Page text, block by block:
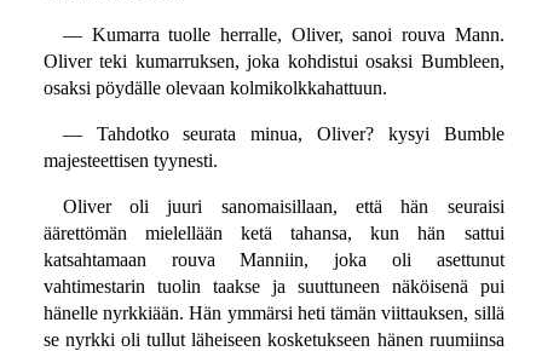
— Kumarra tuolle herralle, Oliver, sanoi rouva Mann.
Oliver teki kumarruksen, joka kohdistui osaksi Bumbleen,
osaksi pöydälle olevaan kolmikolkkahattuun.
— Tahdotko seurata minua, Oliver? kysyi Bumble
majesteettisen tyynesti.
Oliver oli juuri sanomaisillaan, että hän seuraisi
äärettömän mielellään ketä tahansa, kun hän sattui
katsahtamaan rouva Manniin, joka oli asettunut
vahtimestarin tuolin taakse ja suuttuneen näköisenä pui
hänelle nyrkkiään. Hän ymmärsi heti tämän viittauksen, sillä
se nyrkki oli tullut läheiseen kosketukseen hänen ruumiinsa